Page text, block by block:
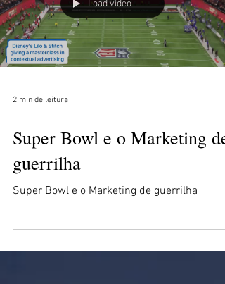
2 min de leitura
Super Bowl e o Marketing de
guerrilha